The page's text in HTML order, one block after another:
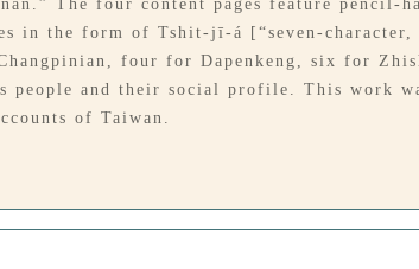
The four content pages feature pencil-
in the form of Tshit-jī-á [“seven-
four for Dapenkeng, six for
people and their social profile. This work
of Taiwan.